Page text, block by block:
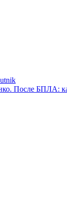
После БПЛА: